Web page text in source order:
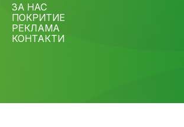
ЗА НАС
ПОКРИТИЕ
РЕКЛАМА
КОНТАКТИ